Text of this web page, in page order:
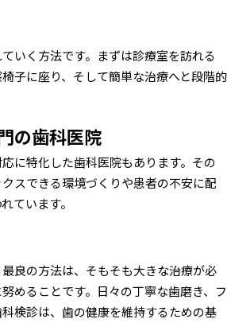
いく方法です。まずは診療室を訪れる
子に座り、そして簡単な治療へと段階的
の歯科医院
に特化した歯科医院もあります。その
スできる環境づくりや患者の不安に配
ています。
良の方法は、そもそも大きな治療が必
めることです。日々の丁寧な歯磨き、フ
検診は、歯の健康を維持するための基